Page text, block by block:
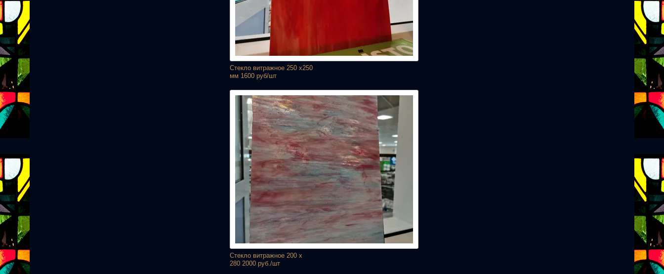
Стекло витражное 250 х250
мм 1600 руб/шт
Стекло витражное 200 х
280 2000 руб./шт